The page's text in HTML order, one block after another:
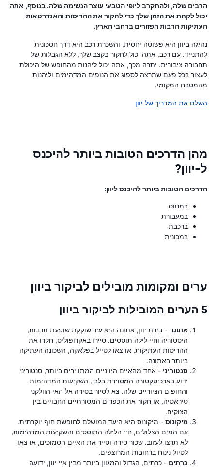
הרבים שלה, ולהתקרב ליופי הטבעי עוצר הנשימה שלה. בנוסף, אתה
יכול לקחת את הזמן שלך כדי לחקור את ההריסות והאנדרטאות
העתיקות הרבות הפזורים ברחבי הארץ.
נהיגה ביוון היא פשוטה יחסית, והשכרת רכב היא דרך חסכונית
להתנייד. עם רכב, אתה יכול לחקור בקצב שלך, ללא הגבלות של
תחבורה ציבורית. יתרה מכך, אתה יכול ליהנות מהחופש של היכולת
לעצור בכל פעם שתרצה לספוג את הנופים המדהימים וליהנות
מהמטבח המקומי.
השלם את המדריך של יוון
מהן הדרכים הטובות ביותר להיכנס
ל-יוון?
הדרכים הטובות ביותר להיכנס ליוון:
במטוס
במעבורת
ברכבת
במכונית
ערים ומקומות מובילים לביקור ביוון
5 הערים המובילות לביקור ביוון
אתונה - בירת יוון, אתונה היא עיר שוקקת שופעת תרבות,
היסטוריה וחיי לילה תוססים. סיירו באקרופוליס, חקרו את
ההריסות העתיקות, או צאו לטייל בפלאקה, השכונה העתיקה
ביותר באתונה.
סנטוריני - אחד מהאיים היווניים המתויירים ביותר, סנטוריני
ידוע בארכיטקטורה המסוידת בלבן, השקיעות המדהימות
והחופים הציוריים שלה. צא לסיור בסירה אל האי הוולקני
טיראסיה, או חקור את הכפרים המסורתיים החבויים בין
הצוקים.
מיקונוס - מיקונוס היא היעד המושלם לחופשת חוף יוקרתית.
עם המים הצלולים, חיי הלילה התוססים והשקיעות המדהימות,
לא תרצו לעזוב. שכור סירה וסייר את האיים הסמוכים, או צאו
לטיול נינוח ברחובות המרוצפים.
כרתים - כרתים, הגדול והמגוון ביותר מבין איי יוון, ידועה